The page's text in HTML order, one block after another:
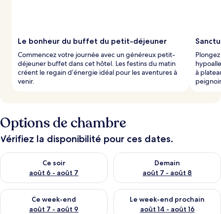
s
v
s
Le bonheur du buffet du petit-déjeuner
Commencez votre journée avec un généreux petit-
déjeuner buffet dans cet hôtel. Les festins du matin
créent le regain d’énergie idéal pour les aventures à
venir.
à
Options de chambre
Vérifiez la disponibilité pour ces dates.
Ce soir
août 6 - août 7
Vérifier la disponibilité pour ce soir août 6 - août 7
Demain
août 7 - août 8
Vérifier la disponibilité pour
Ce week-end
août 7 - août 9
Vérifier la disponibilité pour ce week-end août 7 - août 9
Le week-end prochain
août 14 - août 16
Vérifier la disponibilité pour